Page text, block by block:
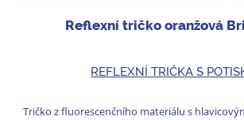
Reflexní tričko oranžová
REFLEXNÍ TRIČKA S
Tričko z fluorescenčního materiálu s